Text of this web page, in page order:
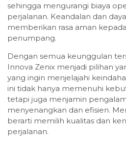
sehingga mengurangi biaya
perjalanan. Keandalan dan
memberikan rasa aman
penumpang.
Dengan semua keunggulan
Innova Zenix menjadi pilihan
yang ingin menjelajahi
ini tidak hanya memenuhi
tetapi juga menjamin
menyenangkan dan efisien.
berarti memilih kualitas dan
perjalanan.